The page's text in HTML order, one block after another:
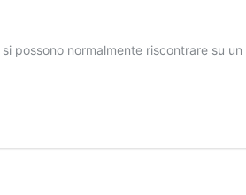
possono normalmente riscontrare su